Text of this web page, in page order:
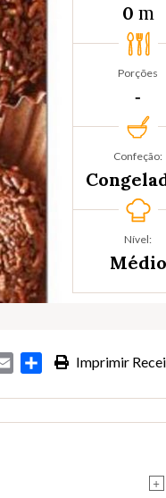
0 m
Porções
‐
Confeção:
Nível:
Médio
Imprimir
Email Partilhar
+